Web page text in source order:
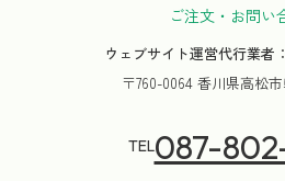
ご注文・お問い
ウェブサイト運営代行業者
〒760-0064 香川県高松
TEL087-